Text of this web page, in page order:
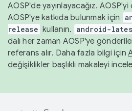
AOSP'de yayınlayacağız.
AOSP'ye katkıda bulunmak için
release kullanın. android-
dalı her zaman AOSP'ye
referans alır. Daha fazla bilgi için
değişiklikler başlıklı makaleyi